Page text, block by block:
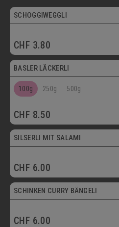
SÜSSE KÖSTLICHKEITEN
SÜSSGEBÄCK
KUCHEN/TORTEN/CAKES/
MAIKÄFER
SALZIGE KÖSTLICHKEITEN
SILSERLI
BELEGTE BRÖTCHEN
SCHOGGIWEGGLI
CHF 3.80
Vegetarisch
BASLER LÄCKERLI
100g 250g 500g
CHF 8.50
SILSERLI MIT SALAMI
CHF 6.00
SCHINKEN CURRY BÄNGELI
CHF 6.00